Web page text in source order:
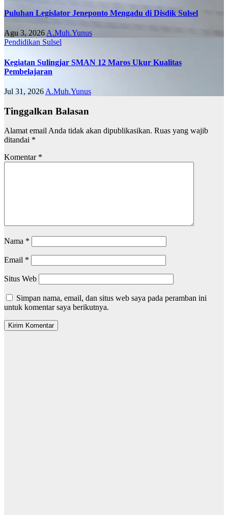
Puluhan Legislator Jeneponto Mengadu di Disdik Sulsel
Agu 3, 2026 A.Muh.Yunus
Pendidikan Sulsel
Kegiatan Sulingjar SMAN 12 Maros Ukur Kualitas
Pembelajaran
Jul 31, 2026 A.Muh.Yunus
Tinggalkan Balasan
Alamat email Anda tidak akan dipublikasikan. Ruas yang wajib
ditandai *
Komentar *
Nama *
Email *
Situs Web
Simpan nama, email, dan situs web saya pada peramban ini
untuk komentar saya berikutnya.